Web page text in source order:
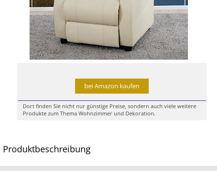
bei Amazon kaufen
Dort finden Sie nicht nur günstige Preise, sondern auch viele weitere
Produkte zum Thema Wohnzimmer und Dekoration.
Produktbeschreibung